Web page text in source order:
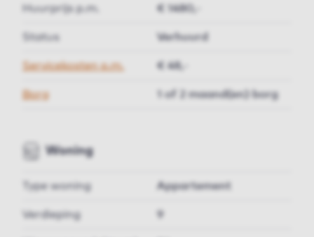
Huurprijs p.m. € 1480,-
Status Verhuurd
Servicekosten p.m. € 48,-
Borg 1 of 2 maand(en) borg
Woning
Type woning Appartement
Verdieping 9